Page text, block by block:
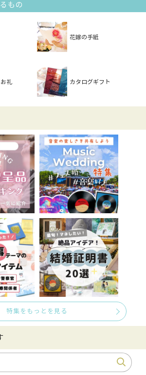
もの
花嫁の手紙
礼 カタログギフト
特集をもっとを見る